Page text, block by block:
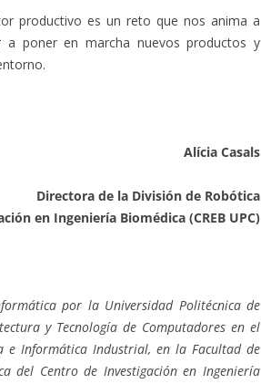
productivo es un reto que nos anima a
a poner en marcha nuevos productos y
Alícia Casals
Directora de la División de Robótica
en Ingeniería Biomédica (CREB UPC)
por la Universidad Politécnica de
y Tecnología de Computadores en el
e Informática Industrial, en la Facultad de
del Centro de Investigación en Ingeniería